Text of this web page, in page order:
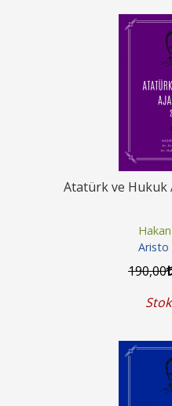
Atatürk ve Hukuk
Aristo
190,00